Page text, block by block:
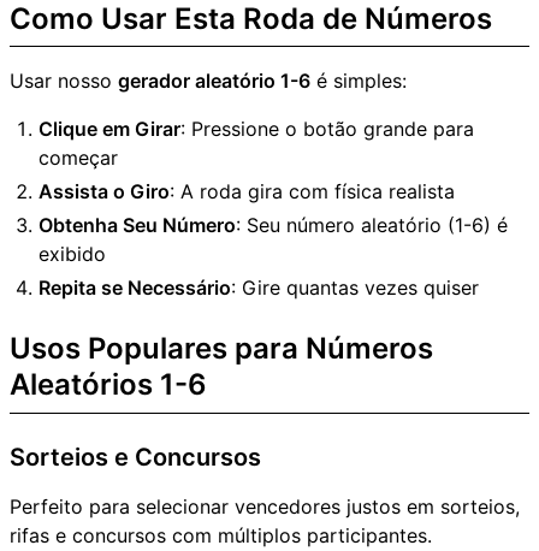
Como Usar Esta Roda de Números
Usar nosso gerador aleatório 1-6 é simples:
Clique em Girar: Pressione o botão grande para
começar
Assista o Giro: A roda gira com física realista
Obtenha Seu Número: Seu número aleatório (1-6) é
exibido
Repita se Necessário: Gire quantas vezes quiser
Usos Populares para Números
Aleatórios 1-6
Sorteios e Concursos
Perfeito para selecionar vencedores justos em sorteios,
rifas e concursos com múltiplos participantes.